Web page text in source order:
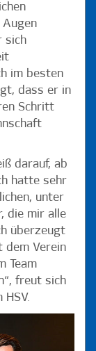
sich
im besten
dass er in
Schritt
darauf, ab
hatte sehr
unter
die mir alle
überzeugt
dem Verein
Team
freut sich